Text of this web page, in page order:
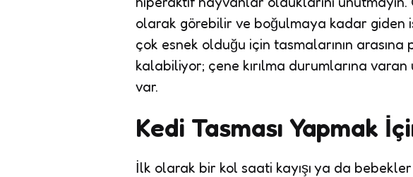
olarak görebilir ve boğulmaya kadar giden
çok esnek olduğu için tasmalarının
kalabiliyor; çene kırılma durumlarına
var.
Kedi Tasması Yapmak
İlk olarak bir kol saati kayışı ya da